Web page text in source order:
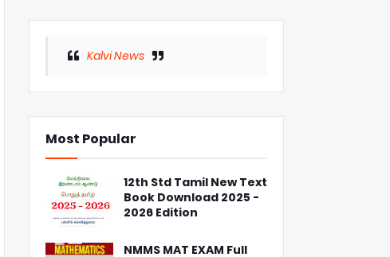
Kalvi News
Most Popular
12th Std Tamil New Text
Book Download 2025 -
2026 Edition
NMMS MAT EXAM Full